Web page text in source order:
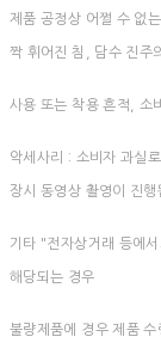
제품 공정상 어쩔 수 없
짝 휘어진 침, 담수 진주
사용 또는 착용 흔적, 소
악세사리 : 소비자 과실
장시 동영상 촬영이 진행
기타 "전자상거래 등에
해당되는 경우
불량제품에 경우 제품 수